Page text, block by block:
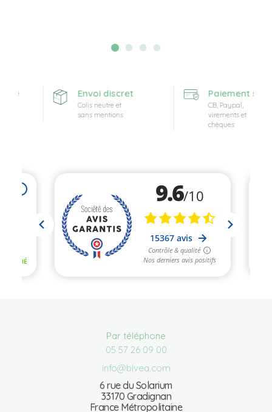
Envoi discret
Colis neutre et
sans mentions
Paiement
CB, Paypal,
virements et
chèques
Par téléphone
05 57 26 09 00
info@bivea.com
6 rue du Solarium
33170 Gradignan
France Métropolitaine